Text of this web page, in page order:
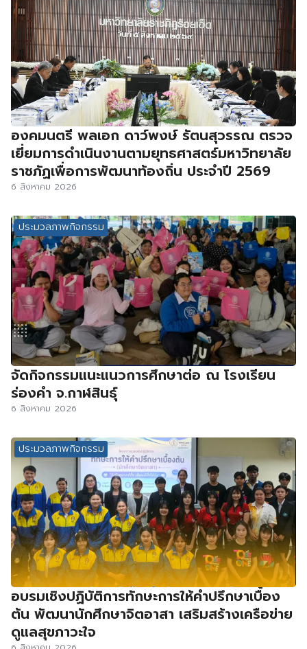
องคมนตรี พลเอก ดาว์พงษ์ รัตนสุวรรณ ตรวจ
เยี่ยมการดำเนินงานตามยุทธศาสตร์มหาวิทยาลัย
ราชภัฏเพื่อการพัฒนาท้องถิ่น ประจำปี 2569
6 สิงหาคม 2026
ประมวลภาพกิจกรรม
จัดกิจกรรมแนะแนวการศึกษาต่อ ณ โรงเรียน
ร่องคำ จ.กาฬสินธุ์
6 สิงหาคม 2026
ประมวลภาพกิจกรรม
อบรมเชิงปฏิบัติการทักษะการให้คำปรึกษาเบื้อง
ต้น พัฒนานักศึกษาจิตอาสา เสริมสร้างเครือข่าย
ดูแลสุขภาวะใจ